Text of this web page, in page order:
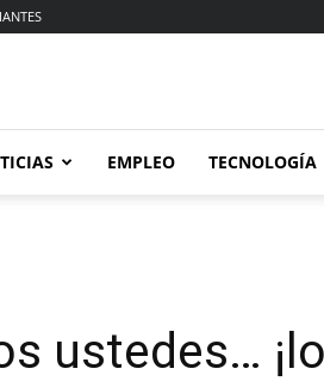
EMPLEO TECNOLOGÍA
ustedes…